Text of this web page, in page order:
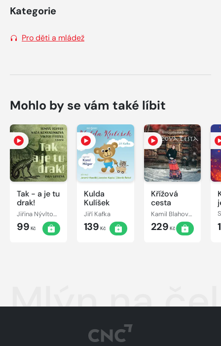
Kategorie
Pro děti a mládež
Mohlo by se vám také líbit
Tak - a je tu
drak!
Jiřina Nývltová, Jiří Lír, Stanislav Bruder, Zdeněk Kutil, Antonín Hardt, Viktor Preiss, Miroslava Hozová, Naďa Konvalinková, Tomáš Töpfer
99 Kč
Kulda
Kulíšek
Jiří Kafka
139 Kč
Křížová
cesta
Kamil Blahovec, Alexej Konstantinovič Tolstoj, Věra Kubánková, Jiří Holý, Jana Dítětová, Josef Patočka, Radovan Lukavský, František Krahulík
229 Kč
Mlýn na